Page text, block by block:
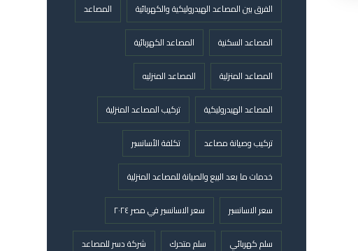
الفرق بين المصاعد الهيدروليكية والكهربائية المصاعد
المصاعد السكنية المصاعد الكهربائية
المصاعد المنزلية المصاعد المنزليه
المصاعد الهيدروليكية تركيب المصاعد المنزلية
تركيب وصيانة مصاعد تكلفة الأسانسير
خدمات ما بعد البيع والصيانة للمصاعد المنزلية
سعر الاسانسير سعر الاسانسير في مصر ٢٠٢٤
سلم كهربائي سلم متحرك شركة دسر للمصاعد